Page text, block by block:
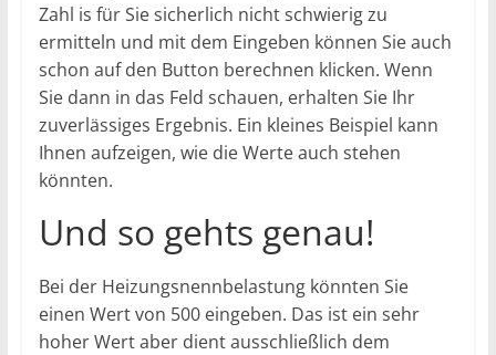
Zahl is für Sie sicherlich nicht schwierig zu
ermitteln und mit dem Eingeben können Sie auch
schon auf den Button berechnen klicken. Wenn
Sie dann in das Feld schauen, erhalten Sie Ihr
zuverlässiges Ergebnis. Ein kleines Beispiel kann
Ihnen aufzeigen, wie die Werte auch stehen
könnten.
Und so gehts genau!
Bei der Heizungsnennbelastung könnten Sie
einen Wert von 500 eingeben. Das ist ein sehr
hoher Wert aber dient ausschließlich dem